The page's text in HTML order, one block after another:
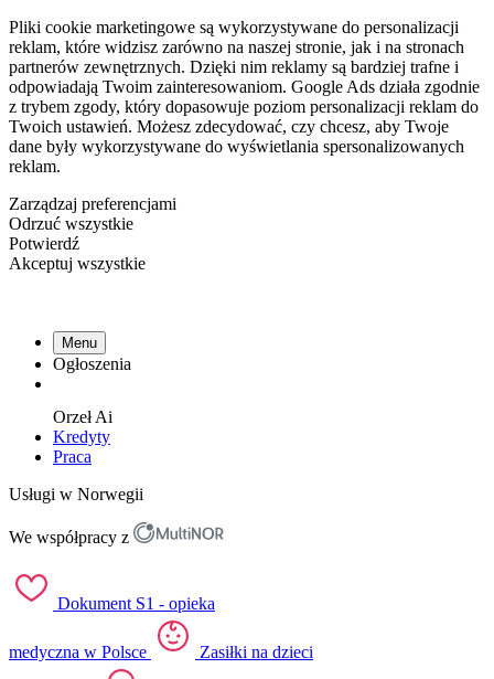
Pliki cookie marketingowe są wykorzystywane do personalizacji
reklam, które widzisz zarówno na naszej stronie, jak i na stronach
partnerów zewnętrznych. Dzięki nim reklamy są bardziej trafne i
odpowiadają Twoim zainteresowaniom. Google Ads działa zgodnie
z trybem zgody, który dopasowuje poziom personalizacji reklam do
Twoich ustawień. Możesz zdecydować, czy chcesz, aby Twoje
dane były wykorzystywane do wyświetlania spersonalizowanych
reklam.
Zarządzaj preferencjami
Odrzuć wszystkie
Potwierdź
Akceptuj wszystkie
Menu
Ogłoszenia
OrzełAi
Kredyty
Praca
Usługi w Norwegii
We współpracy z
Dokument S1 - opieka
medyczna w Polsce Zasiłki na dzieci